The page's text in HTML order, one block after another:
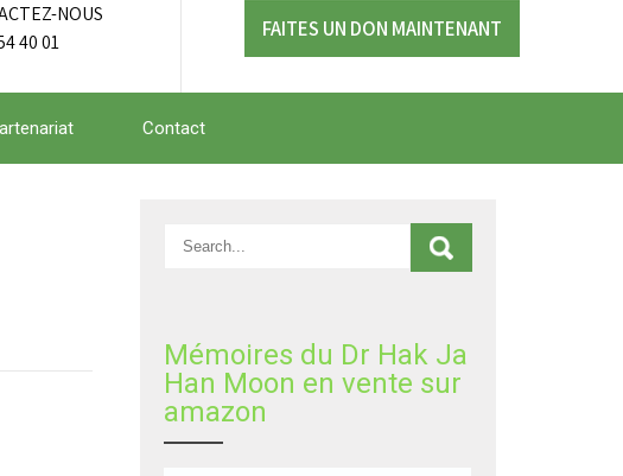
NOUS
40 01
FAITES UN DON MAINTENANT
Contact
Mémoires du Dr Hak Ja
Han Moon en vente sur
amazon